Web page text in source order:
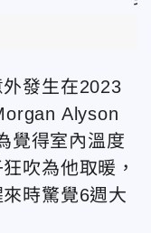
發生在2023
Alyson
覺得室內溫度
吹為他取暖，
時驚覺6週大